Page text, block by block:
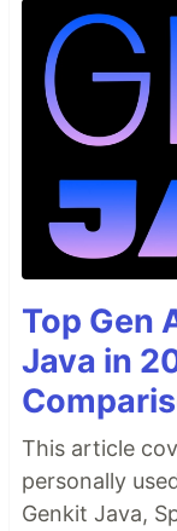
Top Gen
Java in
This article
personally
Genkit Java,